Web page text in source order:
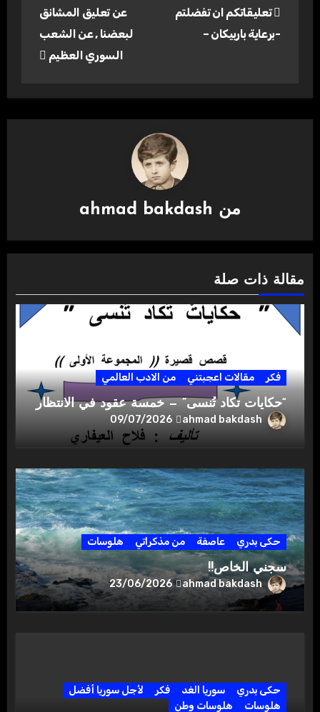
المقالات
تعليقاتكم ان تفضلتم
-برعاية باربيكان –
عن تعليق المشانق
لبعضنا , عن الشعب
السوري العظيم
من ahmad bakdash
مقالة ذات صلة
فكر مقالات اعجبتني من الادب العالمي
“حكايات تكاد تُنسى” — خمسة عقود في الانتظار
ahmad bakdash
09/07/2026
حكى بدري عاصفة من مذكراتي هلوسات
سجني الخاص!!
ahmad bakdash
23/06/2026
حكى بدري سوريا الغد فكر
لأجل سوريا أفضل
هلوسات
هلوسات وطن